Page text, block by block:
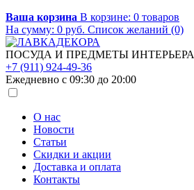
Ваша корзина В корзине: 0 товаров
На сумму: 0 руб. Список желаний (0)
ПОСУДА И ПРЕДМЕТЫ ИНТЕРЬЕРА
+7 (911) 924-49-36
Ежедневно с 09:30 до 20:00
О нас
Новости
Статьи
Скидки и акции
Доставка и оплата
Контакты